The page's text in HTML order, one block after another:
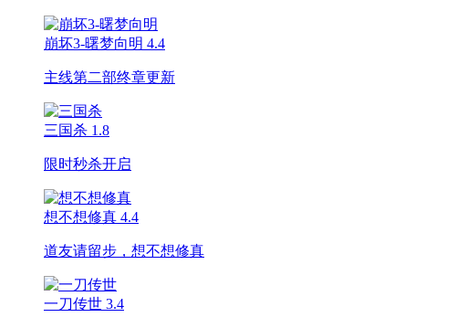
崩坏3-曙梦向明 4.4
主线第二部终章更新
三国杀 1.8
限时秒杀开启
想不想修真 4.4
道友请留步，想不想修真
一刀传世 3.4